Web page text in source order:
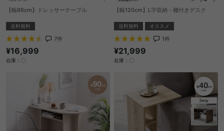
【幅86cm】ドレッサーテーブル
送料無料
7件
¥16,999
在庫：〇
【幅120cm】L字収納・棚付きデスク
送料無料 オススメ
1件
¥21,999
在庫：〇